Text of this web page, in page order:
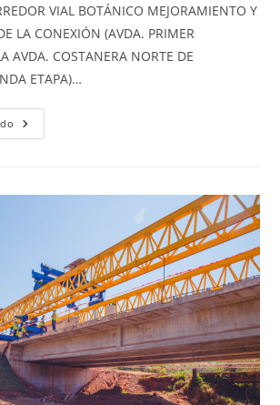
VIAL BOTÁNICO MEJORAMIENTO Y
LA CONEXIÓN (AVDA. PRIMER
AVDA. COSTANERA NORTE DE
ETAPA)…